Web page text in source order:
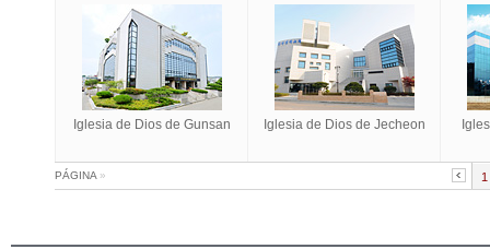
Iglesia de Dios de Gunsan Iglesia de Dios de Jecheon
PÁGINA » 1